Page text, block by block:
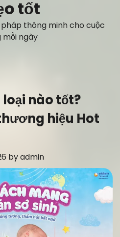
tốt
thông minh cho cuộc
mỗi ngày
nào tốt?
hiệu Hot
byadmin